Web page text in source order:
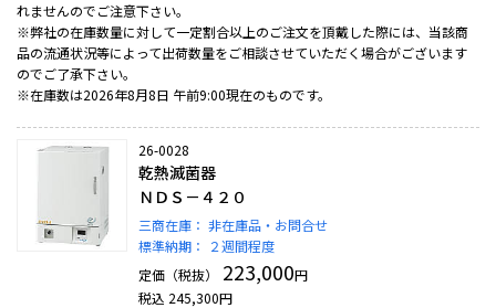
れませんのでご注意下さい。
※弊社の在庫数量に対して一定割合以上のご注文を頂戴した際には、当該商
品の流通状況等によって出荷数量をご相談させていただく場合がございます
のでご了承下さい。
※在庫数は2026年8月8日 午前9:00現在のものです。
26-0028
乾熱滅菌器
ＮＤＳ－４２０
三商在庫： 非在庫品・お問合せ
標準納期：
２週間程度
定価（税抜）
223,000円
税込 245,300円